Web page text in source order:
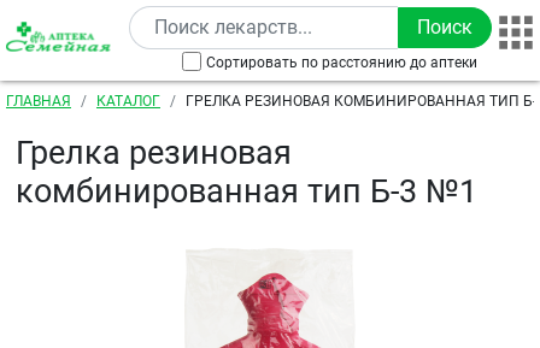
Перейти к основному содержанию
Сортировать по расстоянию до аптеки
Строка навигации
ГЛАВНАЯ КАТАЛОГ ГРЕЛКА РЕЗИНОВАЯ КОМБИНИРОВАННАЯ ТИП
Грелка резиновая
комбинированная тип Б-3 №1